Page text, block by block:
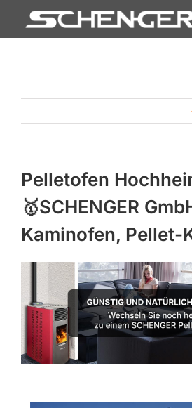
Inhalt
HÄNDLERSUCHE
UNTERNEHMEN
PROFIL
WARENKORB
PRODUCTS
SEARCH
Pelletofen
🥇SCHENGER
Kaminofen, Pellet-